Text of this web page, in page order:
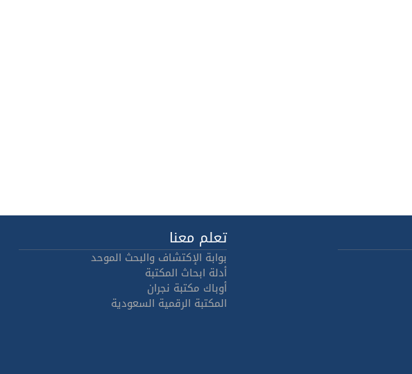
تعلم معنا
بوابة الإكتشاف والبحث الموحد
أدلة ابحاث المكتبة
أوباك مكتبة نجران
المكتبة الرقمية السعودية